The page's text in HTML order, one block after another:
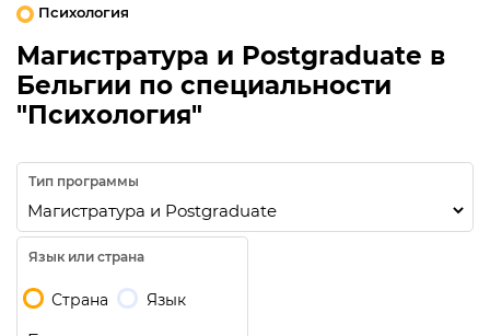
Психология
Магистратура и Postgraduate в
Бельгии по специальности
"Психология"
Тип программы
Язык или страна
Страна Язык